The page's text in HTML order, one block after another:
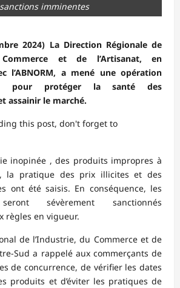
sanctions imminentes
2024) La Direction Régionale de
et de l’Artisanat, en
l’ABNORM, a mené une opération
pour protéger la santé des
assainir le marché.
this post, don't forget to
inopinée , des produits impropres à
la pratique des prix illicites et des
ont été saisis. En conséquence, les
sévèrement sanctionnés
règles en vigueur.
de l’Industrie, du Commerce et de
Sud a rappelé aux commerçants de
de concurrence, de vérifier les dates
produits et d’éviter les pratiques de